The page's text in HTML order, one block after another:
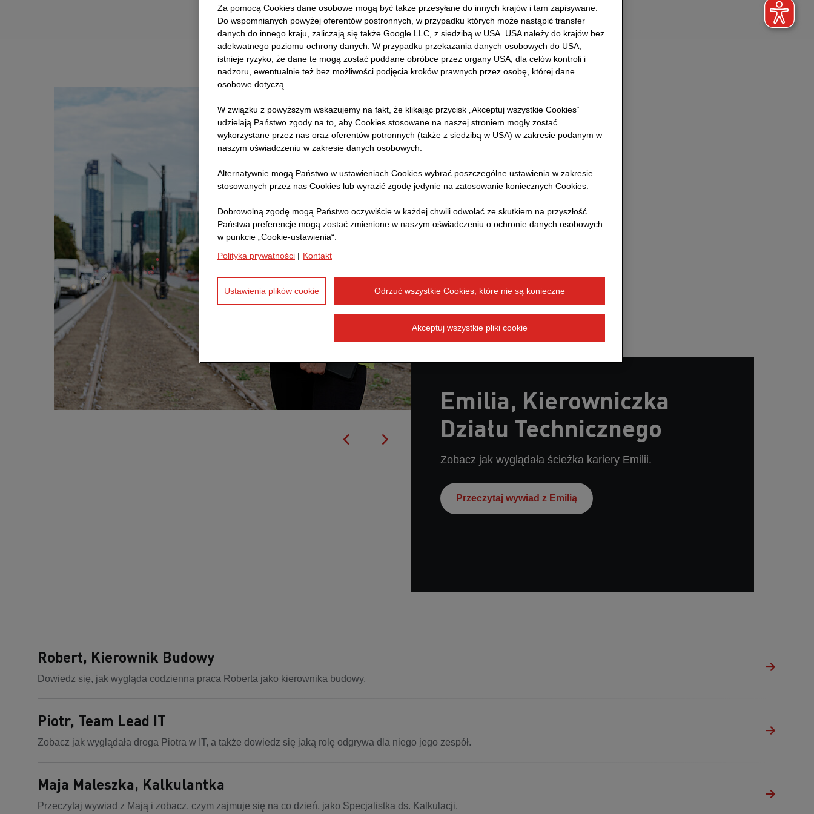
Emilia, Kierowniczka
Działu Technicznego
Zobacz jak wyglądała ścieżka kariery Emilii.
Przeczytaj wywiad z Emilią
Robert, Kierownik Budowy
Dowiedz się, jak wygląda codzienna praca Roberta jako kierownika budowy.
Piotr, Team Lead IT
Zobacz jak wyglądała droga Piotra w IT, a także dowiedz się jaką rolę odgrywa dla niego jego zespół.
Maja Maleszka, Kalkulantka
Przeczytaj wywiad z Mają i zobacz, czym zajmuje się na co dzień, jako Specjalistka ds. Kalkulacji.
Za pomocą Cookies dane osobowe mogą być także przesyłane do innych krajów i tam zapisywane.
Do wspomnianych powyżej oferentów postronnych, w przypadku których może nastąpić transfer
danych do innego kraju, zaliczają się także Google LLC, z siedzibą w USA. USA należy do krajów bez
adekwatnego poziomu ochrony danych. W przypadku przekazania danych osobowych do USA,
istnieje ryzyko, że dane te mogą zostać poddane obróbce przez organy USA, dla celów kontroli i
nadzoru, ewentualnie też bez możliwości podjęcia kroków prawnych przez osobę, której dane
osobowe dotyczą.
W związku z powyższym wskazujemy na fakt, że klikając przycisk „Akceptuj wszystkie Cookies“
udzielają Państwo zgody na to, aby Cookies stosowane na naszej stroniem mogły zostać
wykorzystane przez nas oraz oferentów potronnych (także z siedzibą w USA) w zakresie podanym w
naszym oświadczeniu w zakresie danych osobowych.
Alternatywnie mogą Państwo w ustawieniach Cookies wybrać poszczególne ustawienia w zakresie
stosowanych przez nas Cookies lub wyrazić zgodę jedynie na zatosowanie koniecznych Cookies.
Dobrowolną zgodę mogą Państwo oczywiście w każdej chwili odwołać ze skutkiem na przyszłość.
Państwa preferencje mogą zostać zmienione w naszym oświadczeniu o ochronie danych osobowych
w punkcie „Cookie-ustawienia“.
Polityka prywatności | Kontakt
Odrzuć wszystkie Cookies, które nie są konieczne
Akceptuj wszystkie pliki cookie
Ustawienia plików cookie